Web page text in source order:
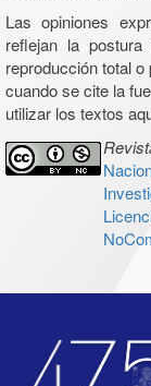
Las opiniones
reflejan la
reproducción total
cuando se cite la
utilizar los textos